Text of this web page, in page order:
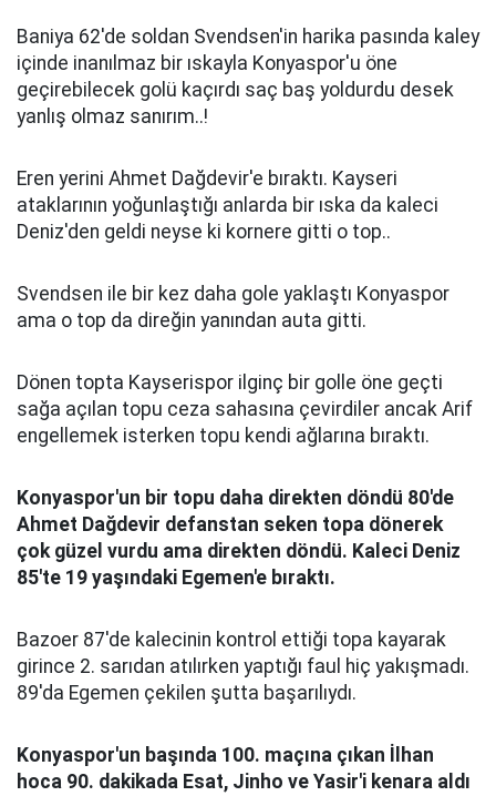
Baniya 62'de soldan Svendsen'in harika pasında kaley
içinde inanılmaz bir ıskayla Konyaspor'u öne
geçirebilecek golü kaçırdı saç baş yoldurdu desek
yanlış olmaz sanırım..!
Eren yerini Ahmet Dağdevir'e bıraktı. Kayseri
ataklarının yoğunlaştığı anlarda bir ıska da kaleci
Deniz'den geldi neyse ki kornere gitti o top..
Svendsen ile bir kez daha gole yaklaştı Konyaspor
ama o top da direğin yanından auta gitti.
Dönen topta Kayserispor ilginç bir golle öne geçti
sağa açılan topu ceza sahasına çevirdiler ancak Arif
engellemek isterken topu kendi ağlarına bıraktı.
Konyaspor'un bir topu daha direkten döndü 80'de
Ahmet Dağdevir defanstan seken topa dönerek
çok güzel vurdu ama direkten döndü. Kaleci Deniz
85'te 19 yaşındaki Egemen'e bıraktı.
Bazoer 87'de kalecinin kontrol ettiği topa kayarak
girince 2. sarıdan atılırken yaptığı faul hiç yakışmadı.
89'da Egemen çekilen şutta başarılıydı.
Konyaspor'un başında 100. maçına çıkan İlhan
hoca 90. dakikada Esat, Jinho ve Yasir'i kenara aldı